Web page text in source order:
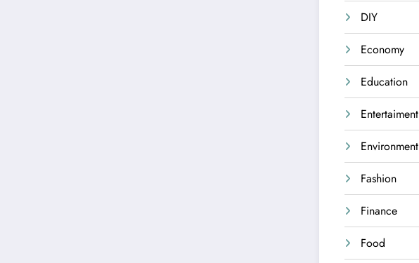
DIY
Economy
Education
Entertaiment
Environment
Fashion
Finance
Food